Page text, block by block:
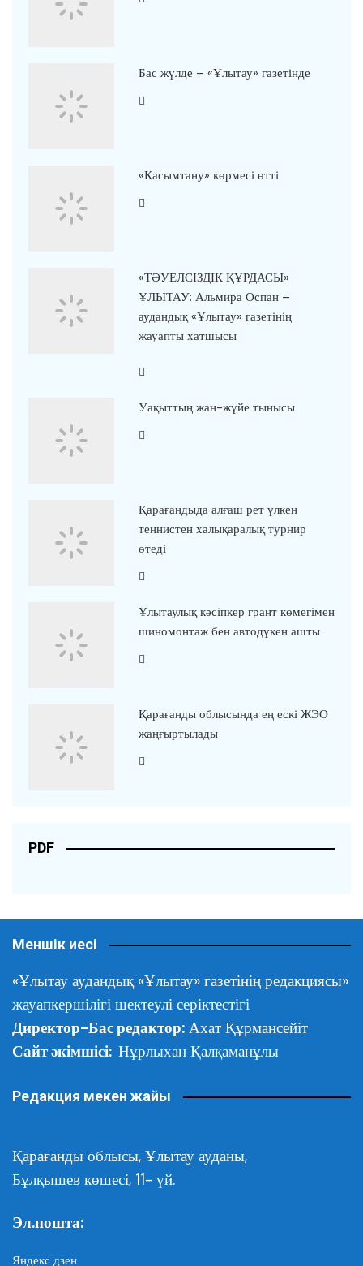
Бас жүлде – «Ұлытау» газетінде
«Қасымтану» көрмесі өтті
«ТӘУЕЛСІЗДІК ҚҰРДАСЫ»
ҰЛЫТАУ: Альмира Оспан –
аудандық «Ұлытау» газетінің
жауапты хатшысы
Уақыттың жан-жүйе тынысы
Қарағандыда алғаш рет үлкен
теннистен халықаралық турнир
өтеді
Ұлытаулық кәсіпкер грант көмегімен
шиномонтаж бен автодүкен ашты
Қарағанды облысында ең ескі ЖЭО
жаңғыртылады
PDF
Меншік иесі
«Ұлытау аудандық «Ұлытау» газетінің редакциясы»
жауапкершілігі шектеулі серіктестігі
Директор-Бас редактор: Ахат Құрмансейіт
Сайт әкімшісі: Нұрлыхан Қалқаманұлы
Редакция мекен жайы
Қарағанды облысы, Ұлытау ауданы,
Бұлқышев көшесі, 11- үй.
Эл.пошта:
Яндекс дзен